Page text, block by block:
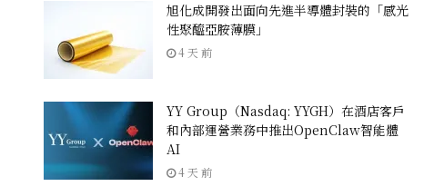
旭化成開發出面向先進半導體封裝的「感光
性聚醯亞胺薄膜」
4 天 前
YY Group（Nasdaq: YYGH）在酒店客戶
和內部運營業務中推出OpenClaw智能體
AI
4 天 前